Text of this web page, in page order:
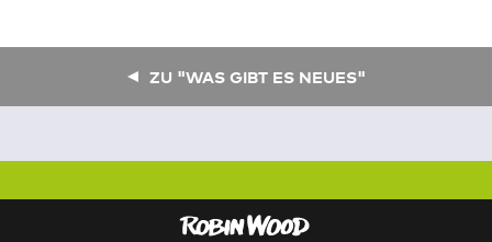
ZU "WAS GIBT ES NEUES"